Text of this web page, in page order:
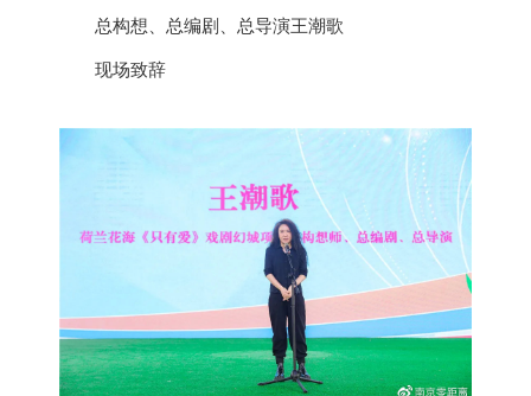
总构想、总编剧、总导演王潮歌
现场致辞